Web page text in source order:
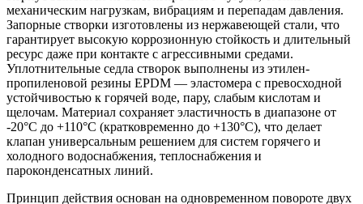
механическим нагрузкам, вибрациям и перепадам давления.
Запорные створки изготовлены из нержавеющей стали, что
гарантирует высокую коррозионную стойкость и длительный
ресурс даже при контакте с агрессивными средами.
Уплотнительные седла створок выполнены из этилен-
пропиленовой резины EPDM — эластомера с превосходной
устойчивостью к горячей воде, пару, слабым кислотам и
щелочам. Материал сохраняет эластичность в диапазоне от
-20°C до +110°C (кратковременно до +130°C), что делает
клапан универсальным решением для систем горячего и
холодного водоснабжения, теплоснабжения и
пароконденсатных линий.
Принцип действия основан на одновременном повороте двух